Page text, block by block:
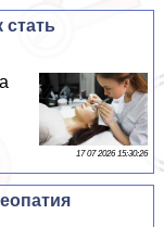
17 07 2026 15:30:26